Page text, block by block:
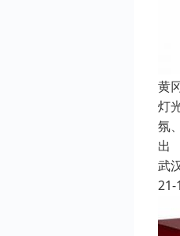
黄
灯
氛
出
武
21-